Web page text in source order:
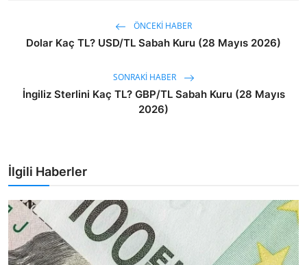
ÖNCEKI HABER
Dolar Kaç TL? USD/TL Sabah Kuru (28 Mayıs 2026)
SONRAKI HABER
İngiliz Sterlini Kaç TL? GBP/TL Sabah Kuru (28 Mayıs
2026)
İlgili Haberler